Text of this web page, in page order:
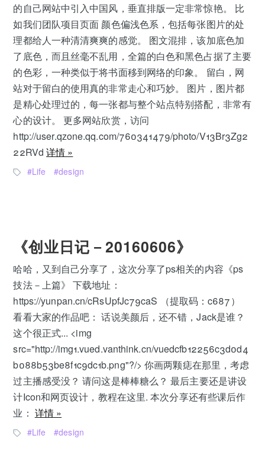
的自己网站中引入中国风，垂直排版一定非常惊艳。 比
如我们团队项目页面 颜色偏浅色系，包括每张图片的处
理都给人一种清清爽爽的感觉。 图文混排，该加底色加
了底色，而且丝毫不乱用，全篇的白色和黑色占据了主要
的色彩，一种类似于将书面移到网络的印象。 留白，网
站对于留白的使用真的非常走心和巧妙。 图片，图片都
是精心处理过的，每一张都与整个站点特别搭配，非常有
心的设计。 更多网站欣赏，访问
http://user.qzone.qq.com/760341479/photo/V13Br3Zg2
22RVd详情 »
Life design
《创业日记－20160606》
哈哈，又到自己分享了，这次分享了ps相关的内容《ps
技法－上篇》 下载地址：
https://yunpan.cn/cRsUpfJc79caS （提取码：c687）
看看大家的作品吧： 话说美颜后，还不错，Jack是谁？
这个很正式... <img
src="http://img1.vued.vanthink.cn/vuedcfb12256c3d0d4
b088b53be8f1c9dc1b.png"?/> 你画两颗痣在那里，考虑
过主播感受没？ 请问这是棒棒糖么？ 最后主要还是讲设
计Icon和网页设计，教程在这里. 本次分享还有些课后作
业： 详情 »
Life design